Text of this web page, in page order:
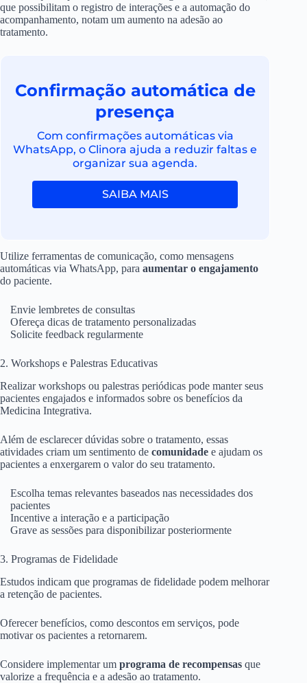
que possibilitam o registro de interações e a automação do
acompanhamento, notam um aumento na adesão ao
tratamento.
Confirmação automática de
presença
Com confirmações automáticas via
WhatsApp, o Clinora ajuda a reduzir faltas e
organizar sua agenda.
SAIBA MAIS
Utilize ferramentas de comunicação, como mensagens
automáticas via WhatsApp, para aumentar o engajamento
do paciente.
Envie lembretes de consultas
Ofereça dicas de tratamento personalizadas
Solicite feedback regularmente
2. Workshops e Palestras Educativas
Realizar workshops ou palestras periódicas pode manter seus
pacientes engajados e informados sobre os benefícios da
Medicina Integrativa.
Além de esclarecer dúvidas sobre o tratamento, essas
atividades criam um sentimento de comunidade e ajudam os
pacientes a enxergarem o valor do seu tratamento.
Escolha temas relevantes baseados nas necessidades dos
pacientes
Incentive a interação e a participação
Grave as sessões para disponibilizar posteriormente
3. Programas de Fidelidade
Estudos indicam que programas de fidelidade podem melhorar
a retenção de pacientes.
Oferecer benefícios, como descontos em serviços, pode
motivar os pacientes a retornarem.
Considere implementar um programa de recompensas que
valorize a frequência e a adesão ao tratamento.